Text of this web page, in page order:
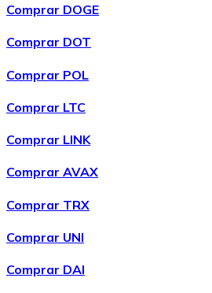
ComprarWrapped Bitcoin
ComprarAvalanche
Comprar DOGE
Comprar DOT
Comprar POL
Comprar LTC
Comprar LINK
Comprar AVAX
Comprar TRX
Comprar UNI
Comprar DAI